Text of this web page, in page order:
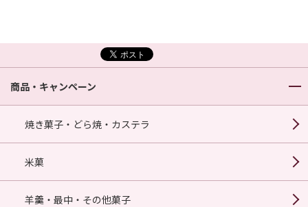
商品・キャンペーン
焼き菓子・どら焼・カステラ
米菓
羊羹・最中・その他菓子